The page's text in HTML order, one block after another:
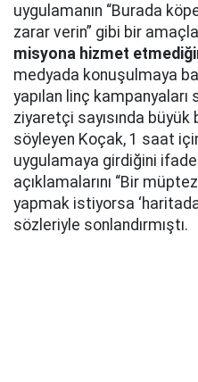
uygulamanın “Burada
zarar verin” gibi bir amaçla
misyona hizmet
medyada konuşulmaya
yapılan linç kampanyaları
ziyaretçi sayısında büyük
söyleyen Koçak, 1 saat
uygulamaya girdiğini
açıklamalarını “Bir
yapmak istiyorsa
sözleriyle sonlandırmıştı.